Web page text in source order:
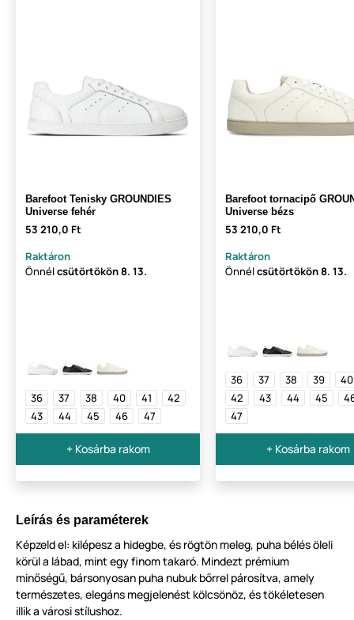
Barefoot Tenisky GROUNDIES
Universe fehér
53 210,0 Ft
Raktáron
Önnélcsütörtökön8. 13.
36 37 38 40 41
42
43
44 45 46 47
+ Kosárba rakom
Barefoot tornacipő
Universe bézs
53 210,0 Ft
Raktáron
Önnélcsütörtökön8. 13.
36 37 38 39
40
42
43 44 45
47
+ Kosárba rakom
Leírás és paraméterek
Képzeld el: kilépesz a hidegbe, és rögtön meleg, puha bélés öleli
körül a lábad, mint egy finom takaró. Mindezt prémium
minőségű, bársonyosan puha nubuk bőrrel párosítva, amely
természetes, elegáns megjelenést kölcsönöz, és tökéletesen
illik a városi stílushoz.